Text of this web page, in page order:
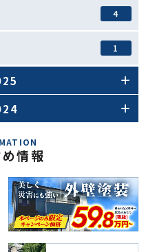
4
1
情報